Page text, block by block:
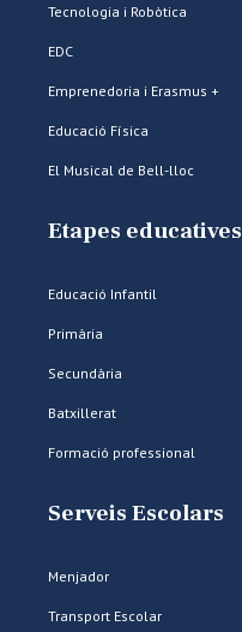
Tecnologia i Robòtica
EDC
Emprenedoria i Erasmus +
Educació Física
El Musical de Bell-lloc
Etapes educatives
Educació Infantil
Primària
Secundària
Batxillerat
Formació professional
Serveis Escolars
Menjador
Transport Escolar